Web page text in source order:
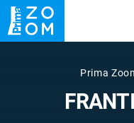
ZRÁDCI UFO
VETŘELCI
Prima